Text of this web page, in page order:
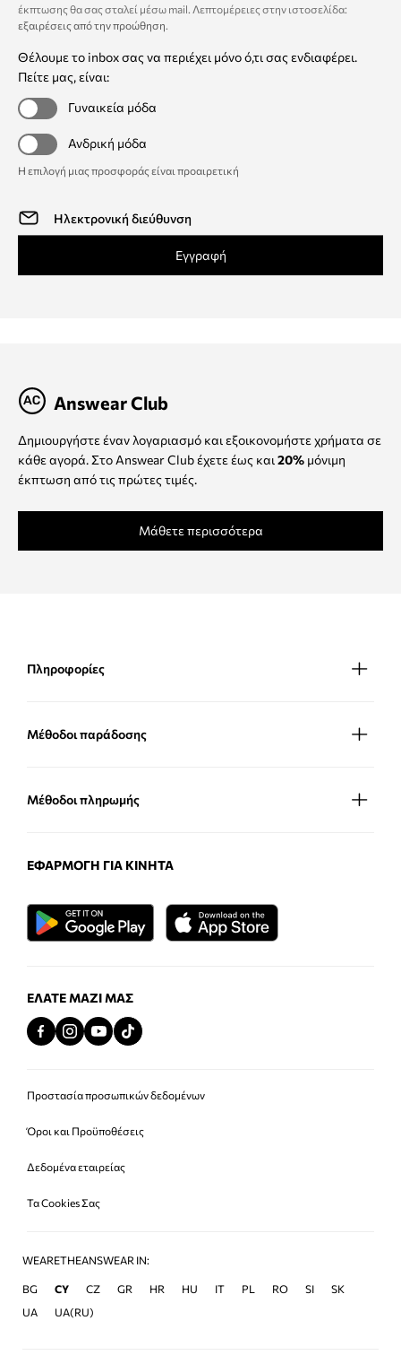
έκπτωσης θα σας σταλεί μέσω mail. Λεπτομέρειες στην ιστοσελίδα:
εξαιρέσεις από την προώθηση.
Θέλουμε το inbox σας να περιέχει μόνο ό,τι σας ενδιαφέρει.
Πείτε μας, είναι:
Γυναικεία μόδα
Ανδρική μόδα
Η επιλογή μιας προσφοράς είναι προαιρετική
Εγγραφή
Answear Club
Δημιουργήστε έναν λογαριασμό και εξοικονομήστε χρήματα σε
κάθε αγορά. Στο Answear Club έχετε έως και 20% μόνιμη
έκπτωση από τις πρώτες τιμές.
Μάθετε περισσότερα
Πληροφορίες
Μέθοδοι παράδοσης
Μέθοδοι πληρωμής
ΕΦΑΡΜΟΓΉ ΓΙΑ ΚΙΝΗΤΆ
ΕΛΆΤΕ ΜΑΖΊ ΜΑΣ
Προστασία προσωπικών δεδομένων
Όροι και Προϋποθέσεις
Δεδομένα εταιρείας
Τα Cookies Σας
WEARETHEANSWEAR IN:
BG CY CZ GR HR HU IT PL RO SI
SK
UA
UA(RU)